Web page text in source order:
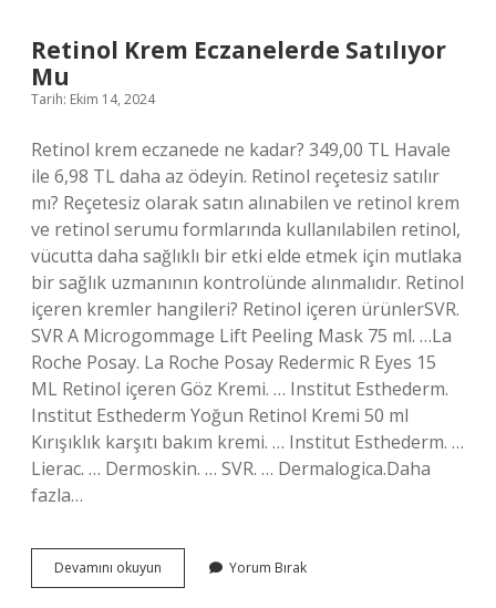
Retinol Krem Eczanelerde Satılıyor
Mu
Tarih: Ekim 14, 2024
Retinol krem eczanede ne kadar? 349,00 TL Havale
ile 6,98 TL daha az ödeyin. Retinol reçetesiz satılır
mı? Reçetesiz olarak satın alınabilen ve retinol krem ​​
ve retinol serumu formlarında kullanılabilen retinol,
vücutta daha sağlıklı bir etki elde etmek için mutlaka
bir sağlık uzmanının kontrolünde alınmalıdır. Retinol
içeren kremler hangileri? Retinol içeren ürünlerSVR.
SVR A Microgommage Lift Peeling Mask 75 ml. …La
Roche Posay. La Roche Posay Redermic R Eyes 15
ML Retinol içeren Göz Kremi. … Institut Esthederm.
Institut Esthederm Yoğun Retinol Kremi 50 ml
Kırışıklık karşıtı bakım kremi. … Institut Esthederm. …
Lierac. … Dermoskin. … SVR. … Dermalogica.Daha
fazla…
Devamını okuyun
Krem
Yorum Bırak